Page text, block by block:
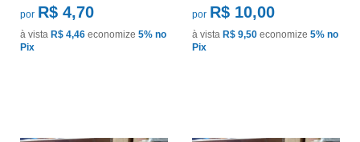
por R$ 4,70
à vista R$ 4,46 economize 5% no
Pix
por R$ 10,00
à vista R$ 9,50 economize 5% no
Pix